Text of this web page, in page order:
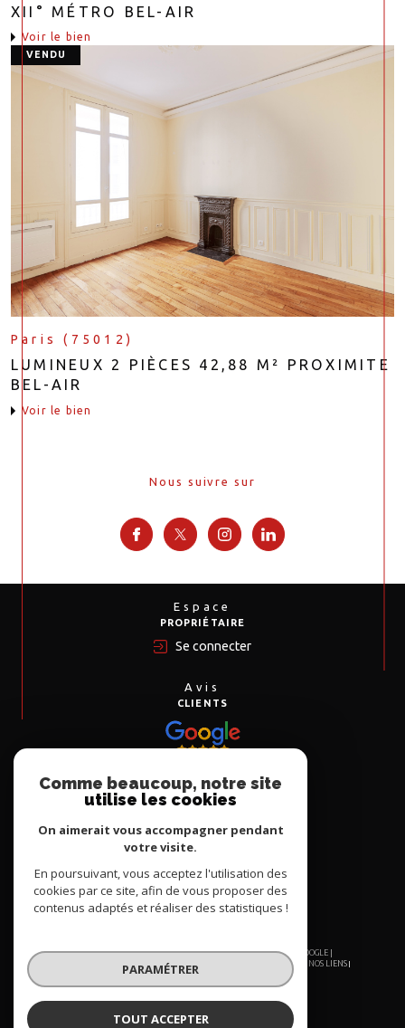
XII° MÉTRO BEL-AIR
voir le bien
VENDU
Paris (75012)
LUMINEUX 2 PIÈCES 42,88 M² PROXIMITE
BEL-AIR
voir le bien
Nous suivre sur
Espace
PROPRIÉTAIRE
Se connecter
Avis
CLIENTS
Nous
ADHÉRONS
© 2026 | TOUS DROITS RÉSERVÉS | TRADUCTION POWERED BY GOOGLE |
NOS HONORAIRES
PLAN DU SITE MENTIONS LÉGALES ADMIN
NOS LIENS
POLITIQUE RGPD
Comme beaucoup, notre site
utilise les cookies
On aimerait vous accompagner pendant
votre visite.
En poursuivant, vous acceptez l'utilisation des
cookies par ce site, afin de vous proposer des
contenus adaptés et réaliser des statistiques !
PARAMÉTRER
TOUT ACCEPTER